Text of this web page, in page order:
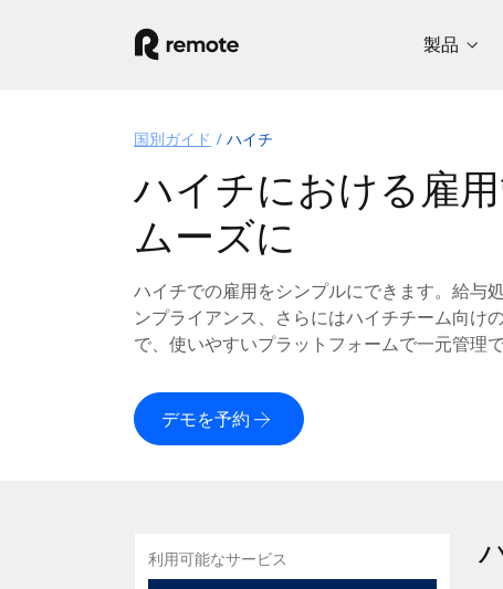
製品
国別ガイド ハイチ
ハイチにおける雇
ムーズに
ハイチでの雇用をシンプルにできます。給与
ンプライアンス、さらにはハイチチーム向け
で、使いやすいプラットフォームで一元管理で
デモを予約
利用可能なサービス